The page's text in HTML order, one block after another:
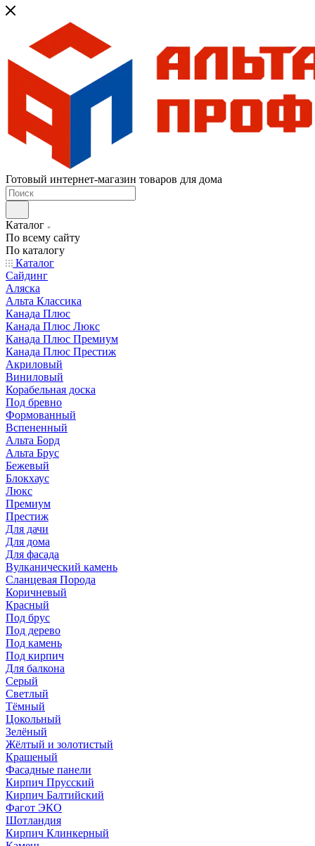
Готовый интернет-магазин товаров для дома
Каталог
По всему сайту
По каталогу
Каталог
Сайдинг
Аляска
Альта Классика
Канада Плюс
Канада Плюс Люкс
Канада Плюс Премиум
Канада Плюс Престиж
Акриловый
Виниловый
Корабельная доска
Под бревно
Формованный
Вспененный
Альта Борд
Альта Брус
Бежевый
Блокхаус
Люкс
Премиум
Престиж
Для дачи
Для дома
Для фасада
Вулканический камень
Сланцевая Порода
Коричневый
Красный
Под брус
Под дерево
Под камень
Под кирпич
Для балкона
Серый
Светлый
Тёмный
Цокольный
Зелёный
Жёлтый и золотистый
Крашеный
Фасадные панели
Кирпич Прусский
Кирпич Балтийский
Фагот ЭКО
Шотландия
Кирпич Клинкерный